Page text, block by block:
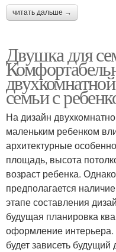
читать дальше →
Двушка для
семьи с
На дизайн
маленьким ребенком
архитектурные
площадь, высота
возраст ребенка.
предполагается
этапе составления
будущая планировка
оформление
будет зависеть